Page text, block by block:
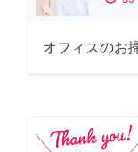
オフィスのお